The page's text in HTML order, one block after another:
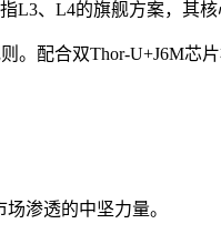
、L4的旗舰方案，其核
配合双Thor-U+J6M芯
渗透的中坚力量。